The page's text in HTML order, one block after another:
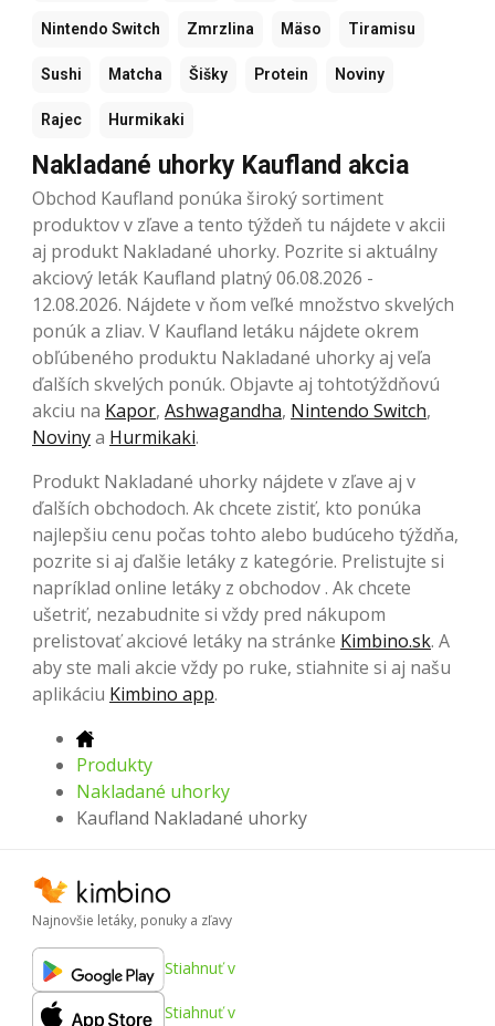
Nintendo Switch Zmrzlina Mäso Tiramisu
Sushi Matcha Šišky Protein Noviny
Rajec Hurmikaki
Nakladané uhorky Kaufland akcia
Obchod Kaufland ponúka široký sortiment
produktov v zľave a tento týždeň tu nájdete v akcii
aj produkt Nakladané uhorky. Pozrite si aktuálny
akciový leták Kaufland platný 06.08.2026 -
12.08.2026. Nájdete v ňom veľké množstvo skvelých
ponúk a zliav. V Kaufland letáku nájdete okrem
obľúbeného produktu Nakladané uhorky aj veľa
ďalších skvelých ponúk. Objavte aj tohtotýždňovú
akciu na Kapor, Ashwagandha, Nintendo Switch,
Novinya Hurmikaki.
Produkt Nakladané uhorky nájdete v zľave aj v
ďalších obchodoch. Ak chcete zistiť, kto ponúka
najlepšiu cenu počas tohto alebo budúceho týždňa,
pozrite si aj ďalšie letáky z kategórie. Prelistujte si
napríklad online letáky z obchodov . Ak chcete
ušetriť, nezabudnite si vždy pred nákupom
prelistovať akciové letáky na stránke Kimbino.sk. A
aby ste mali akcie vždy po ruke, stiahnite si aj našu
aplikáciu Kimbino app.
Produkty
Nakladané uhorky
Kaufland Nakladané uhorky
Najnovšie letáky, ponuky a zľavy
Stiahnuť v
Stiahnuť v